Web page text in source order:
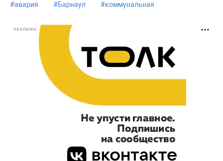
#авария #Барнаул #коммунальная
РЕКЛАМА